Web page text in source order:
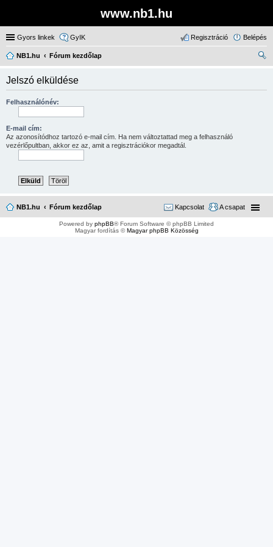
www.nb1.hu
Gyors linkek GyIK Belépés
Regisztráció
NB1.hu
Fórum kezdőlap
Jelszó elküldése
Felhasználónév:
E-mail cím:
Az azonosítódhoz tartozó e-mail cím. Ha nem változtattad meg a felhasználó
vezérlőpultban, akkor ez az, amit a regisztrációkor megadtál.
NB1.hu Fórum kezdőlap A csapat
Kapcsolat
Powered by phpBB® Forum Software © phpBB Limited
Magyar fordítás ©Magyar phpBB Közösség